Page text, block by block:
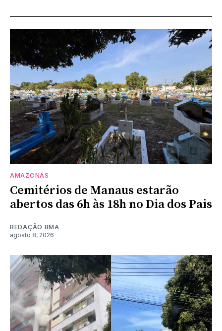
AMAZONAS
Cemitérios de Manaus estarão
abertos das 6h às 18h no Dia dos Pais
REDAÇÃO BMA
agosto 8, 2026